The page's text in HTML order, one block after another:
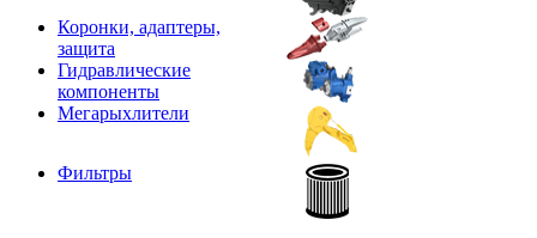
Коронки, адаптеры,
защита
Гидравлические
компоненты
Мегарыхлители
Фильтры